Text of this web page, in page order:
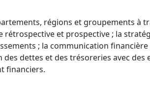
régions et groupements à
rétrospective et prospective ; la
; la communication financière
dettes et des trésoreries avec des
financiers.